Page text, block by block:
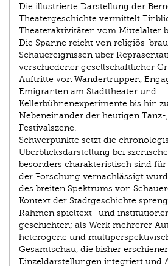
Die illustrierte Darstellung der
Theatergeschichte vermittelt
Theateraktivitäten vom Mittelalter
Die Spanne reicht von religiös-
Schauereignissen über
verschiedener gesellschaftlicher
Auftritte von Wandertruppen,
Emigranten am Stadttheater und
Kellerbühnenexperimente bis hin
Nebeneinander der heutigen
Festivalszene.
Schwerpunkte setzt die
Überblicksdarstellung bei
besonders charakteristisch sind
der Forschung vernachlässigt
des breiten Spektrums von
Kontext der Stadtgeschichte
Rahmen spieltext- und
geschichten; als Werk mehrerer
heterogene und
Gesamtschau, die bisher
Einzeldarstellungen integriert und